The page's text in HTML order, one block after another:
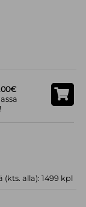
alla): 1499 kpl